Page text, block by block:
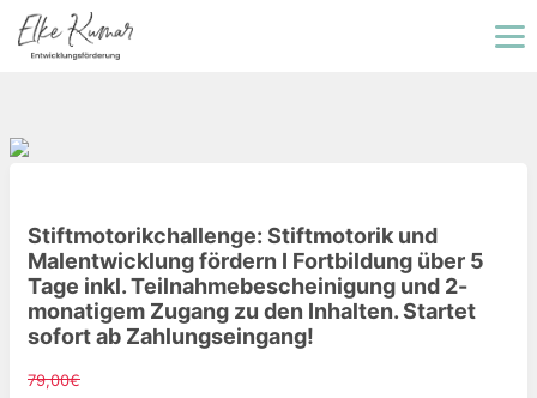
Stiftmotorikchallenge: Stiftmotorik und
Malentwicklung fördern I Fortbildung über 5
Tage inkl. Teilnahmebescheinigung und 2-
monatigem Zugang zu den Inhalten. Startet
sofort ab Zahlungseingang!
79,00€